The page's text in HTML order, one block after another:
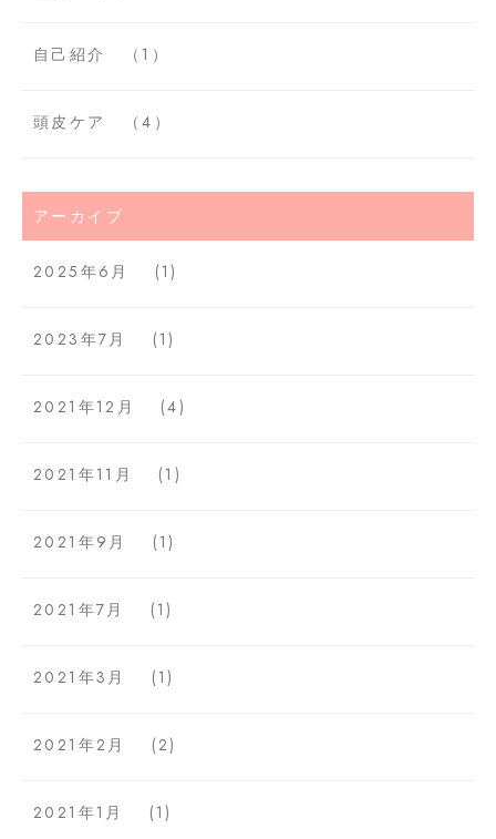
自己紹介 （1）
頭皮ケア （4）
アーカイブ
2025年6月 (1)
2023年7月 (1)
2021年12月 (4)
2021年11月 (1)
2021年9月 (1)
2021年7月 (1)
2021年3月 (1)
2021年2月 (2)
2021年1月 (1)